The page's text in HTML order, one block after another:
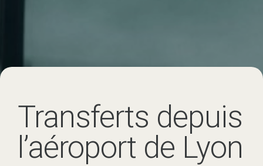
Transferts depuis
l’aéroport de Lyon